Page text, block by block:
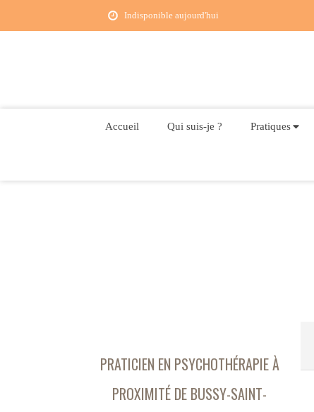
Indisponible aujourd'hui
Accueil Qui suis-je ? Pratiques
PRATICIEN EN PSYCHOTHÉRAPIE À
PROXIMITÉ DE BUSSY-SAINT-